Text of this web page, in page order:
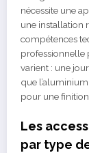
nécessite une
une installation
compétences
professionnelle
varient : une
que
pour une
Les
par type